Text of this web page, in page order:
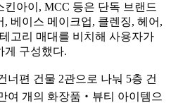
킨아이 , MCC 등은 단독 브랜드
, 베이스 메이크업, 클렌징, 헤어 ,
고리 매대를 비치해 사용자가
게 구성했다.
너편 건물 2관으로 나눠 5층 건
여 개의 화장품 ‧ 뷰티 아이템으